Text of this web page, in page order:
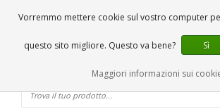
IT
Vorremmo mettere cookie sul vostro computer
questo sito migliore. Questo va bene? Sì
Maggiori informazioni sui